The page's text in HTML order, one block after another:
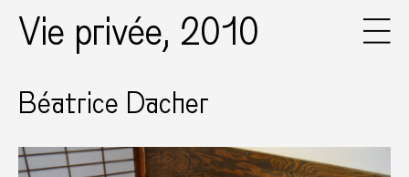
Vie privée, 2010
Béatrice Dacher